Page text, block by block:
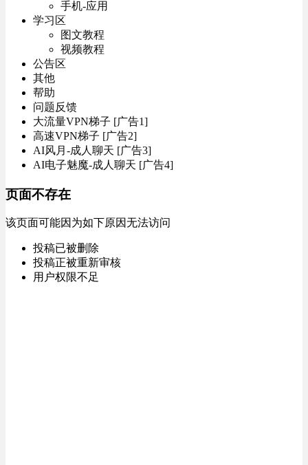
手机-应用
学习区
图文教程
视频教程
公告区
其他
帮助
问题反馈
大流量VPN梯子 [广告1]
高速VPN梯子 [广告2]
AI风月-成人聊天 [广告3]
AI电子魅魔-成人聊天 [广告4]
页面不存在
该页面可能因为如下原因无法访问
投稿已被删除
投稿正被重新审核
用户权限不足